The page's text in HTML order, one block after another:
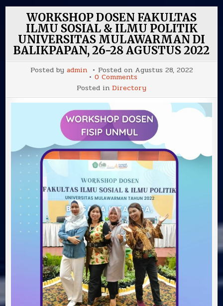
WORKSHOP DOSEN FAKULTAS
ILMU SOSIAL & ILMU POLITIK
UNIVERSITAS MULAWARMAN DI
BALIKPAPAN, 26-28 AGUSTUS 2022
Posted by admin Posted on Agustus 28, 2022
0 Commentson
DOSEN
FAKULTAS
SOSIAL
&
ILMU
POLITIK
UNIVERSITAS
MULAWARMAN
DI
BALIKPAPAN,
26-
AGUSTUS
2022
Posted in Directory